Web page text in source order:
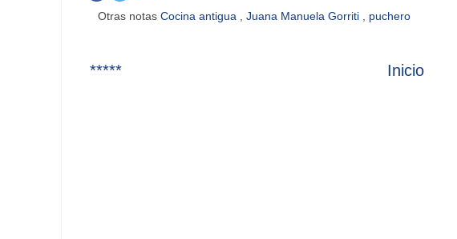
Otras notasCocina antigua ,Juana Manuela Gorriti , puchero
***** Inicio